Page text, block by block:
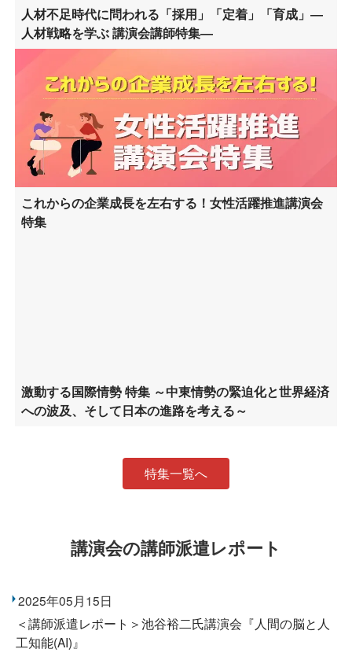
人材不足時代に問われる「採用」「定着」「育成」―
人材戦略を学ぶ 講演会講師特集―
これからの企業成長を左右する！女性活躍推進講演会
特集
激動する国際情勢 特集 ～中東情勢の緊迫化と世界経済
への波及、そして日本の進路を考える～
特集一覧へ
講演会の講師派遣レポート
2025年05月15日
＜講師派遣レポート＞池谷裕二氏講演会『人間の脳と人
工知能(AI)』